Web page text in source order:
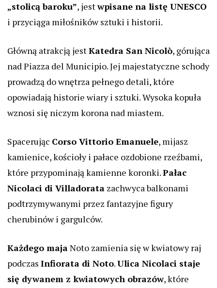
„stolicą baroku”, jestwpisane na listę UNESCO
i przyciąga miłośników sztuki i historii.
Główną atrakcją jestKatedra San Nicolò, górująca
nad Piazza del Municipio. Jej majestatyczne schody
prowadzą do wnętrza pełnego detali, które
opowiadają historie wiary i sztuki. Wysoka kopuła
wznosi się niczym korona nad miastem.
Spacerując Corso Vittorio Emanuele, mijasz
kamienice, kościoły i pałace ozdobione rzeźbami,
które przypominają kamienne koronki.Pałac
Nicolaci di Villadorata zachwyca balkonami
podtrzymywanymi przez fantazyjne figury
cherubinów i gargulców.
Każdego majaNoto zamienia się w kwiatowy raj
podczas Infiorata di Noto.Ulica Nicolaci staje
się dywanem z kwiatowych obrazów, które